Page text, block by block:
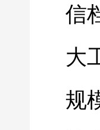
信
大
规